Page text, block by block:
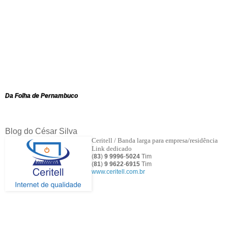
Da Folha de Pernambuco
Blog do César Silva
Ceritell / Banda larga para empresa/residência
Link dedicado
(83) 9 9996-5024 Tim
(81) 9 9622-6915 Tim
www.ceritell.com.br